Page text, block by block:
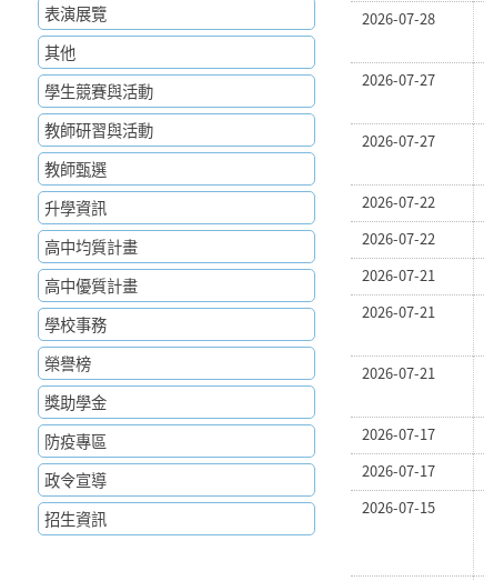
表演展覽
其他
學生競賽與活動
教師研習與活動
教師甄選
升學資訊
高中均質計畫
高中優質計畫
學校事務
榮譽榜
獎助學金
防疫專區
政令宣導
招生資訊
2026-07-28
2026-07-27
2026-07-27
2026-07-22
2026-07-22
2026-07-21
2026-07-21
2026-07-21
2026-07-17
2026-07-17
2026-07-15